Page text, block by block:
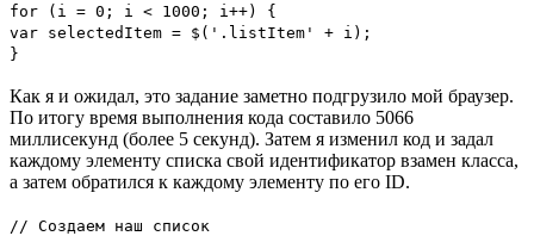
for (i = 0; i < 1000; i++) {
var selectedItem = $('.listItem' + i);
}
Как я и ожидал, это задание заметно подгрузило мой браузер.
По итогу время выполнения кода составило 5066
миллисекунд (более 5 секунд). Затем я изменил код и задал
каждому элементу списка свой идентификатор взамен класса,
а затем обратился к каждому элементу по его ID.
// Создаем наш список